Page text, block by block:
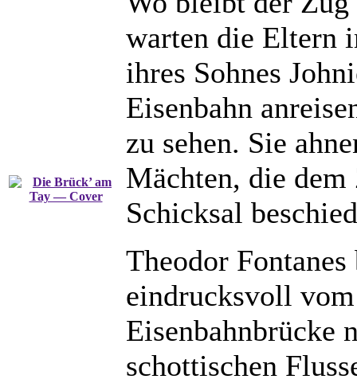
warten die Eltern
ihres Sohnes
Eisenbahn
zu sehen. Sie
Mächten, die dem
Schicksal
Theodor
eindrucksvoll
Eisenbahnbrücke
schottischen